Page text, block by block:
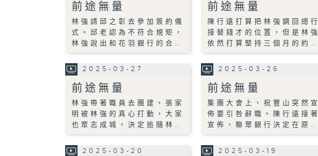
前途無量
林強請邱之彰去參加簽約儀
式。邱老認為不符合規矩，
林強說出和花羽銀行的合…
前途無量
陳行遠打算把林強調回總行
接替錢才的位置，但是林強
依然打算堅持三個月的約…
2025-03-27
前途無量
林強帶著職員去團建，張家
明被林強的真心打動，大家
也眾志成城，決定追隨林…
2025-03-26
前途無量
集團大會上，祝豐山突然宣
佈要引咎辭職。陳行遠接著
宣佈，聯眾銀行決定在原…
2025-03-20 2025-03-19